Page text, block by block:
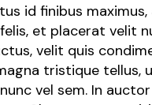
id finibus
et placerat velit
velit quis
tristique tellus,
vel sem. In auctor